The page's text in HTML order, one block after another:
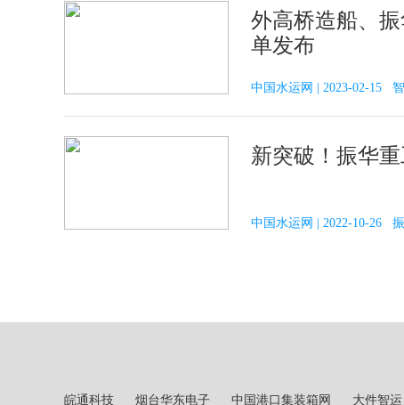
外高桥造船、
单发布
中国水运网 | 2023-02-15
新突破！振华
中国水运网 | 2022-10-26
皖通科技 烟台华东电子 中国港口集装箱网 大件智运